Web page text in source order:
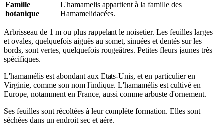
Famille
botanique
L'hamamelis appartient à la famille des
Hamamelidacées.
Arbrisseau de 1 m ou plus rappelant le noisetier. Les feuilles larges
et ovales, quelquefois aiguës au somet, sinuées et dentés sur les
bords, sont vertes, quelquefois rougeâtres. Petites fleurs jaunes très
spécifiques.
L'hamamélis est abondant aux Etats-Unis, et en particulier en
Virginie, comme son nom l'indique. L'hamamélis est cultivé en
Europe, notamment en France, aussi comme arbuste d'ornement.
Ses feuilles sont récoltées à leur complète formation. Elles sont
séchées dans un endroit sec et aéré.